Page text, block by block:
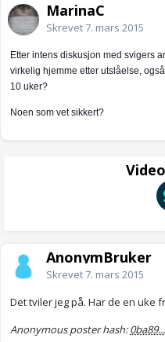
MarinaC
Skrevet7. mars 2015
Etter intens diskusjon med svigers
virkelig hjemme etter utslåelse,
10 uker?
Noen som vet sikkert?
AnonymBruker
Skrevet7. mars 2015
Det tviler jeg på. Har de en uke
Anonymous poster hash: